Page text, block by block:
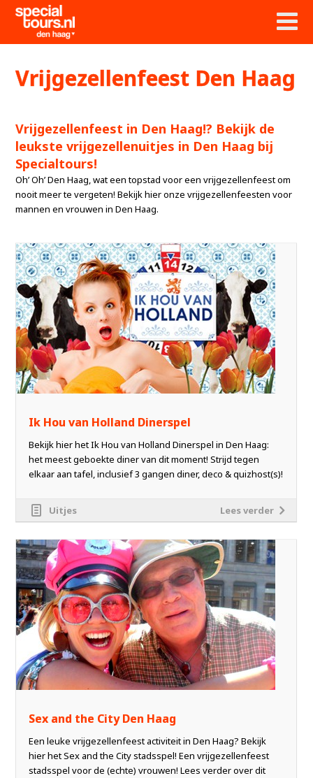
Vrijgezellenfeest Den Haag
Vrijgezellenfeest in Den Haag!? Bekijk de
leukste vrijgezellenuitjes in Den Haag bij
Specialtours!
Oh’ Oh’ Den Haag, wat een topstad voor een vrijgezellenfeest om
nooit meer te vergeten! Bekijk hier onze vrijgezellenfeesten voor
mannen en vrouwen in Den Haag.
Ik Hou van Holland Dinerspel
Bekijk hier het Ik Hou van Holland Dinerspel in Den Haag:
het meest geboekte diner van dit moment! Strijd tegen
elkaar aan tafel, inclusief 3 gangen diner, deco & quizhost(s)!
Lees verder
Uitjes
Sex and the City Den Haag
Een leuke vrijgezellenfeest activiteit in Den Haag? Bekijk
hier het Sex and the City stadsspel! Een vrijgezellenfeest
stadsspel voor de (echte) vrouwen! Lees verder over dit